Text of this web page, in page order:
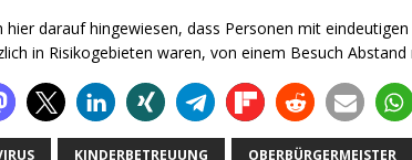
hier darauf hingewiesen, dass Personen mit
in Risikogebieten waren, von einem Besuch Abstand
KINDERBETREUUNG OBERBÜRGERMEISTER